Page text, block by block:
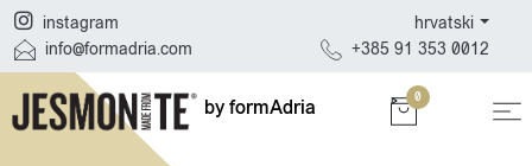
instagram
info@formadria.com
hrvatski
+385 91 353 0012
by formAdria 0